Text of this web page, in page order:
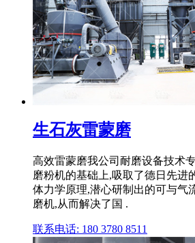
生石灰雷蒙磨
高效雷蒙磨我公司耐磨设备技术
磨粉机的基础上,吸取了德日先进
体力学原理,潜心研制出的可与气
磨机,从而解决了国 .
联系电话: 180 3780 8511